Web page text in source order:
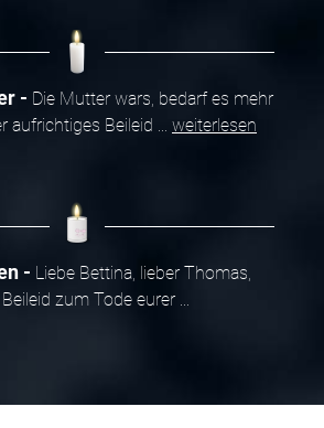
Die Mutter wars, bedarf es mehr
aufrichtiges Beileid
weiterlesen
Liebe Bettina, lieber Thomas,
zum Tode eurer